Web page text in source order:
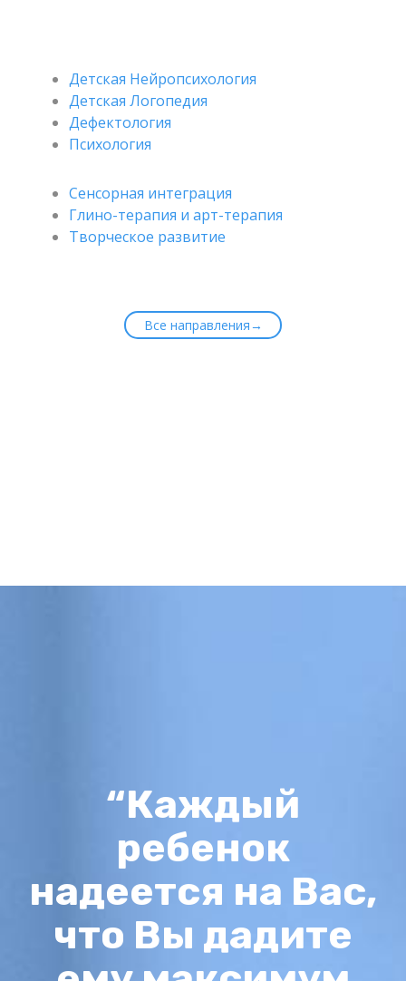
Детская Нейропсихология
Детская Логопедия
Дефектология
Психология
Сенсорная интеграция
Глино-терапия и арт-терапия
Творческое развитие
Все направления→
“Каждый
ребенок
надеется на Вас,
что Вы дадите